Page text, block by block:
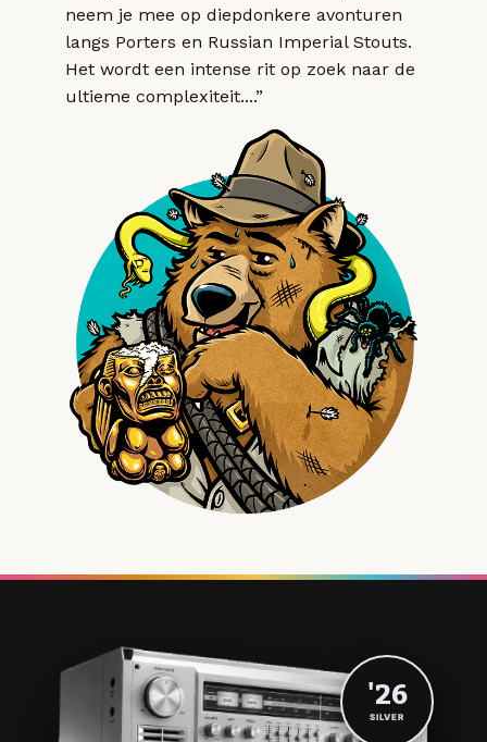
neem je mee op diepdonkere avonturen
langs Porters en Russian Imperial Stouts.
Het wordt een intense rit op zoek naar de
ultieme complexiteit....”
'26
SILVER